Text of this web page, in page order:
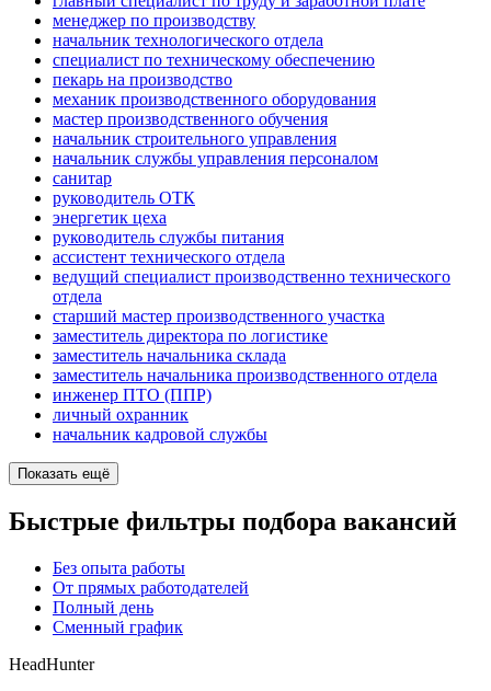
менеджер по производству
начальник технологического отдела
специалист по техническому обеспечению
пекарь на производство
механик производственного оборудования
мастер производственного обучения
начальник строительного управления
начальник службы управления персоналом
санитар
руководитель ОТК
энергетик цеха
руководитель службы питания
ассистент технического отдела
ведущий специалист производственно технического
отдела
старший мастер производственного участка
заместитель директора по логистике
заместитель начальника склада
заместитель начальника производственного отдела
инженер ПТО (ППР)
личный охранник
начальник кадровой службы
Показать ещё
Быстрые фильтры подбора вакансий
Без опыта работы
От прямых работодателей
Полный день
Сменный график
HeadHunter